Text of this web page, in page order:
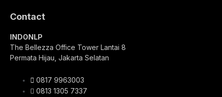
Contact
INDONLP
The Bellezza Office Tower Lantai 8
Permata Hijau, Jakarta Selatan
0817 9963003
0813 1305 7337